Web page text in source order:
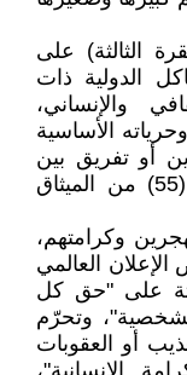
الثالثة) على
الدولية ذات
والإنساني،
الأساسية
أو تفريق بين
الرجل والمرأة. وهو ما أكّدته المادة (55) من الميثاق
وكرامتهم،
العالمي
على "حق كل
وتحرّم
أو العقوبات